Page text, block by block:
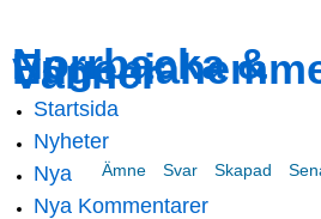
main
content
navigation
Norrbacka &
Vänner
Main menu
Startsida
Nyheter
Nya Inlägg
Nya Kommentarer
Ämne Svar Skapad